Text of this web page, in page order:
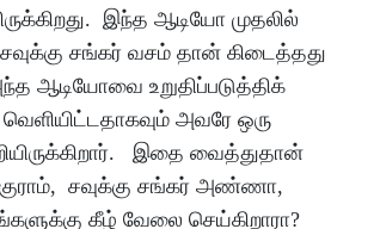
இந்த ஆடியோ முதலில்
சங்கர் வசம் தான் கிடைத்தது
ஆடியோவை உறுதிப்படுத்திக்
அவரே ஒரு
இதை வைத்துதான்
சவுக்கு சங்கர் அண்ணா,
கீழ் வேலை செய்கிறாரா?